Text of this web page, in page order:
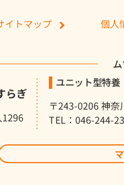
イトマップ 個人
らぎ
ユニット型特
〒243-0206 神
TEL：046-244-